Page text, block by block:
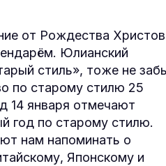
от Рождества
Юлианский
стиль», тоже не
по старому стилю 25
14 января отмечают
год по старому стилю.
нам напоминать о
Японскому и